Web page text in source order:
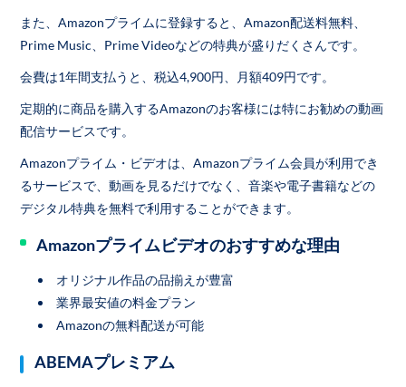
また、Amazonプライムに登録すると、Amazon配送料無料、
Prime Music、Prime Videoなどの特典が盛りだくさんです。
会費は1年間支払うと、税込4,900円、月額409円です。
定期的に商品を購入するAmazonのお客様には特にお勧めの動画
配信サービスです。
Amazonプライム・ビデオは、Amazonプライム会員が利用でき
るサービスで、動画を見るだけでなく、音楽や電子書籍などの
デジタル特典を無料で利用することができます。
Amazonプライムビデオのおすすめな理由
オリジナル作品の品揃えが豊富
業界最安値の料金プラン
Amazonの無料配送が可能
ABEMAプレミアム